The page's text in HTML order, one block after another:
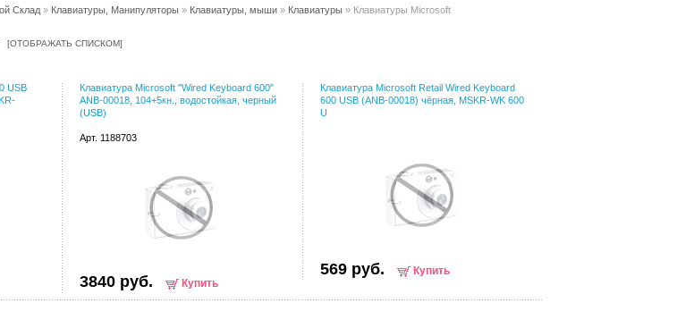
Склад » Клавиатуры, Манипуляторы » Клавиатуры, мыши » Клавиатуры » Клавиатуры Microsoft
[ОТОБРАЖАТЬ СПИСКОМ]
USB
Клавиатура Microsoft "Wired Keyboard 600"
ANB-00018, 104+5кн., водостойкая, черный
(USB)
Арт. 1188703
3840 руб. Купить
Клавиатура Microsoft Retail Wired Keyboard
600 USB (ANB-00018) чёрная, MSKR-WK 600
U
569 руб. Купить